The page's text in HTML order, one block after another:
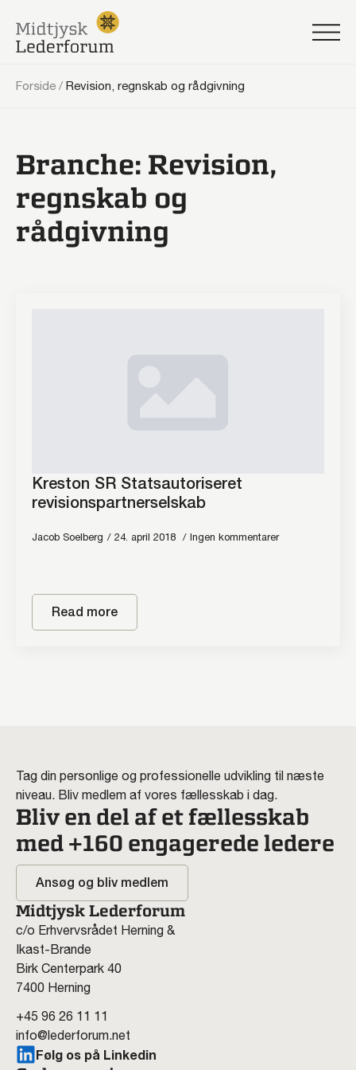
Forside / Revision, regnskab og rådgivning
Branche: Revision,
regnskab og
rådgivning
Kreston SR Statsautoriseret
revisionspartnerselskab
Jacob Soelberg 24. april 2018 Ingen kommentarer
Read more
Tag din personlige og professionelle udvikling til næste
niveau. Bliv medlem af vores fællesskab i dag.
Bliv en del af et fællesskab
med +160 engagerede ledere
Ansøg og bliv medlem
Midtjysk Lederforum
c/o Erhvervsrådet Herning &
Ikast-Brande
Birk Centerpark 40
7400 Herning
+45 96 26 11 11
info@lederforum.net
Følg os på Linkedin